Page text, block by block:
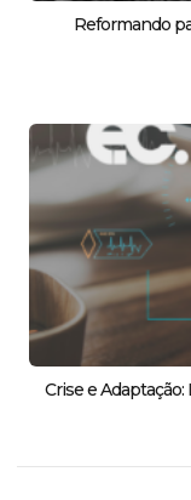
Reformando
Crise e